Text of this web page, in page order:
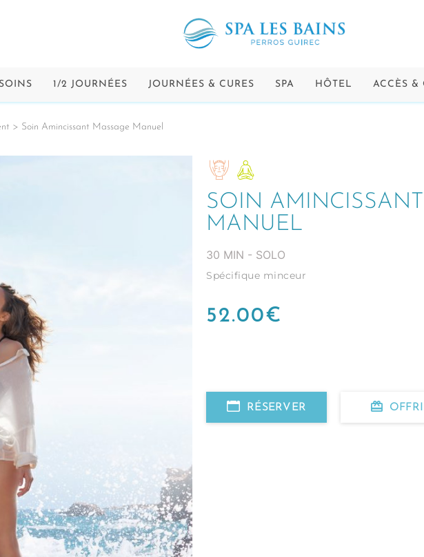
SOINS 1/2 JOURNÉES JOURNÉES & CURES SPA HÔTEL ACCÈS &
> Soin Amincissant Massage Manuel
SOIN
MANUEL
30 MIN - SOLO
Spécifique minceur
52.00€
RÉSERVER